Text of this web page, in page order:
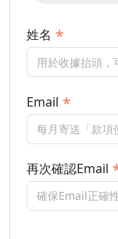
姓名
Email
再次確認Email